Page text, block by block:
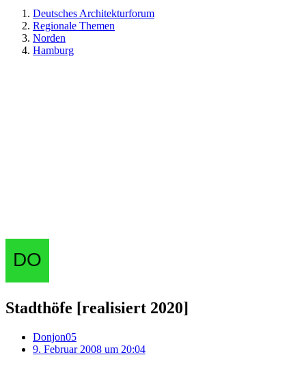
Deutsches Architekturforum
Regionale Themen
Norden
Hamburg
Stadthöfe [realisiert 2020]
Donjon05
9. Februar 2008 um 20:04